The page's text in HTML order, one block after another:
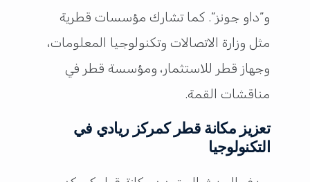
و”داو جونز”. كما تشارك مؤسسات قطرية
مثل وزارة الاتصالات وتكنولوجيا المعلومات،
وجهاز قطر للاستثمار، ومؤسسة قطر في
مناقشات القمة.
تعزيز مكانة قطر كمركز ريادي في
التكنولوجيا